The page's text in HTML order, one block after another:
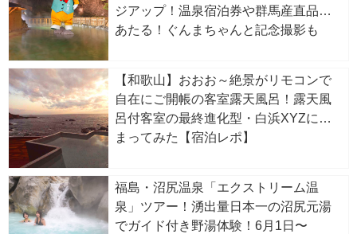
ジアップ！温泉宿泊券や群馬産直品が
あたる！ぐんまちゃんと記念撮影も
【和歌山】おおお～絶景がリモコンで
自在にご開帳の客室露天風呂！露天風
呂付客室の最終進化型・白浜XYZに泊
まってみた【宿泊レポ】
福島・沼尻温泉「エクストリーム温
泉」ツアー！湧出量日本一の沼尻元湯
でガイド付き野湯体験！6月1日〜